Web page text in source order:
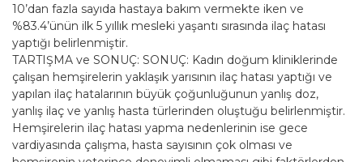
10’dan fazla sayıda hastaya bakım vermekte iken ve
%83.4’ünün ilk 5 yıllık mesleki yaşantı sırasında ilaç hatası
yaptığı belirlenmiştir.
TARTIŞMA ve SONUÇ: SONUÇ: Kadın doğum kliniklerinde
çalışan hemşirelerin yaklaşık yarısının ilaç hatası yaptığı ve
yapılan ilaç hatalarının büyük çoğunluğunun yanlış doz,
yanlış ilaç ve yanlış hasta türlerinden oluştuğu belirlenmiştir.
Hemşirelerin ilaç hatası yapma nedenlerinin ise gece
vardiyasında çalışma, hasta sayısının çok olması ve